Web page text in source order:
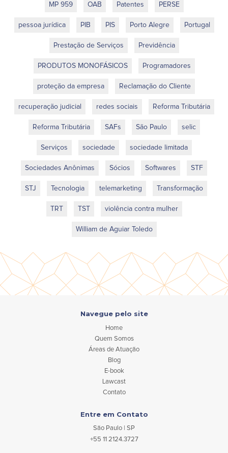
MP 959 OAB Patentes PERSE
pessoa jurídica PIB PIS Porto Alegre Portugal
Prestação de Serviços Previdência
PRODUTOS MONOFÁSICOS Programadores
proteção da empresa Reclamação do Cliente
recuperação judicial redes sociais Reforma Tributária
Reforma Tributária SAFs São Paulo selic
Serviços sociedade sociedade limitada
Sociedades Anônimas Sócios Softwares STF
STJ Tecnologia telemarketing Transformação
TRT TST violência contra mulher
William de Aguiar Toledo
Navegue pelo site
Home
Quem Somos
Áreas de Atuação
Blog
E-book
Lawcast
Contato
Entre em Contato
São Paulo | SP
+55 11 2124.3727